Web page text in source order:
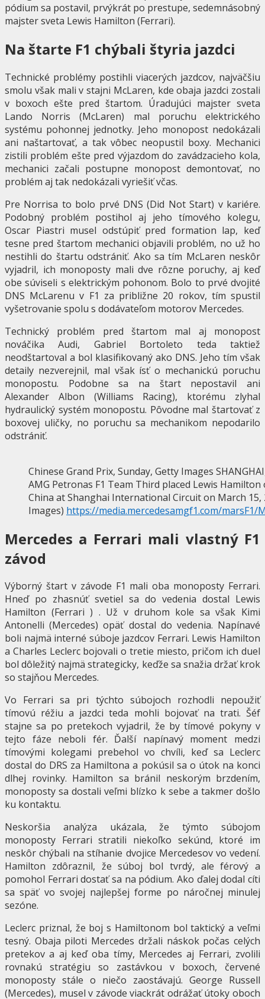
pódium sa postavil, prvýkrát po prestupe, sedemnásobný
majster sveta Lewis Hamilton (Ferrari).
Na štarte F1 chýbali štyria jazdci
Technické problémy postihli viacerých jazdcov, najväčšiu
smolu však mali v stajni McLaren, kde obaja jazdci zostali
v boxoch ešte pred štartom. Úradujúci majster sveta
Lando Norris (McLaren) mal poruchu elektrického
systému pohonnej jednotky. Jeho monopost nedokázali
ani naštartovať, a tak vôbec neopustil boxy. Mechanici
zistili problém ešte pred výjazdom do zavádzacieho kola,
mechanici začali postupne monopost demontovať, no
problém aj tak nedokázali vyriešiť včas.
Pre Norrisa to bolo prvé DNS (Did Not Start) v kariére.
Podobný problém postihol aj jeho tímového kolegu,
Oscar Piastri musel odstúpiť pred formation lap, keď
tesne pred štartom mechanici objavili problém, no už ho
nestihli do štartu odstrániť. Ako sa tím McLaren neskôr
vyjadril, ich monoposty mali dve rôzne poruchy, aj keď
obe súviseli s elektrickým pohonom. Bolo to prvé dvojité
DNS McLarenu v F1 za približne 20 rokov, tím spustil
vyšetrovanie spolu s dodávateľom motorov Mercedes.
Technický problém pred štartom mal aj monopost
nováčika Audi, Gabriel Bortoleto teda taktiež
neodštartoval a bol klasifikovaný ako DNS. Jeho tím však
detaily nezverejnil, mal však ísť o mechanickú poruchu
monopostu. Podobne sa na štart nepostavil ani
Alexander Albon (Williams Racing), ktorému zlyhal
hydraulický systém monopostu. Pôvodne mal štartovať z
boxovej uličky, no poruchu sa mechanikom nepodarilo
odstrániť.
Chinese Grand Prix, Sunday, Getty Images
AMG Petronas F1 Team Third placed Lewis
China at Shanghai International Circuit on March
Images) https://media.mercedesamgf1.com/marsF1/
Mercedes a Ferrari mali vlastný F1
závod
Výborný štart v závode F1 mali oba monoposty Ferrari.
Hneď po zhasnúť svetiel sa do vedenia dostal Lewis
Hamilton (Ferrari ) . Už v druhom kole sa však Kimi
Antonelli (Mercedes) opäť dostal do vedenia. Napínavé
boli najmä interné súboje jazdcov Ferrari. Lewis Hamilton
a Charles Leclerc bojovali o tretie miesto, pričom ich duel
bol dôležitý najmä strategicky, keďže sa snažia držať krok
so stajňou Mercedes.
Vo Ferrari sa pri týchto súbojoch rozhodli nepoužiť
tímovú réžiu a jazdci teda mohli bojovať na trati. Šéf
stajne sa po pretekoch vyjadril, že by tímové pokyny v
tejto fáze neboli fér. Ďalší napínavý moment medzi
tímovými kolegami prebehol vo chvíli, keď sa Leclerc
dostal do DRS za Hamiltona a pokúsil sa o útok na konci
dlhej rovinky. Hamilton sa bránil neskorým brzdením,
monoposty sa dostali veľmi blízko k sebe a takmer došlo
ku kontaktu.
Neskoršia analýza ukázala, že týmto súbojom
monoposty Ferrari stratili niekoľko sekúnd, ktoré im
neskôr chýbali na stíhanie dvojice Mercedesov vo vedení.
Hamilton zdôraznil, že súboj bol tvrdý, ale férový a
pomohol Ferrari dostať sa na pódium. Ako ďalej dodal cíti
sa späť vo svojej najlepšej forme po náročnej minulej
sezóne.
Leclerc priznal, že boj s Hamiltonom bol taktický a veľmi
tesný. Obaja piloti Mercedes držali náskok počas celých
pretekov a aj keď oba tímy, Mercedes aj Ferrari, zvolili
rovnakú stratégiu so zastávkou v boxoch, červené
monoposty stále o niečo zaostávajú. George Russell
(Mercedes), musel v závode viackrát odrážať útoky oboch